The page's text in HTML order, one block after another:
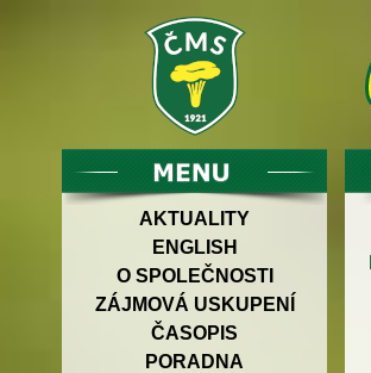
AKTUALITY
ENGLISH
O SPOLEČNOSTI
ZÁJMOVÁ USKUPENÍ
ČASOPIS
PORADNA